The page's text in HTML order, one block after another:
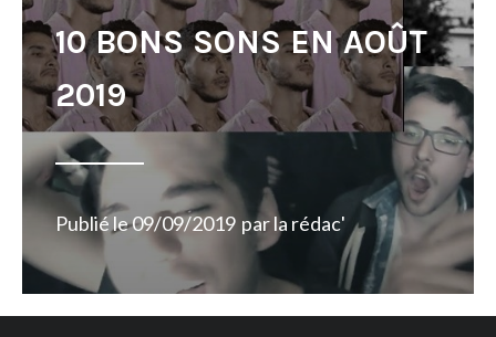
10 BONS SONS EN AOÛT
2019
Publié le09/09/2019 parla rédac'